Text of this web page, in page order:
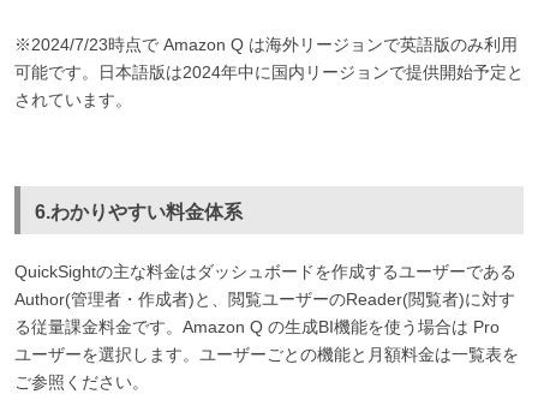
※2024/7/23時点で Amazon Q は海外リージョンで英語版のみ利用
可能です。日本語版は2024年中に国内リージョンで提供開始予定と
されています。
6.わかりやすい料金体系
QuickSightの主な料金はダッシュボードを作成するユーザーである
Author(管理者・作成者)と、閲覧ユーザーのReader(閲覧者)に対す
る従量課金料金です。Amazon Q の生成BI機能を使う場合は Pro
ユーザーを選択します。ユーザーごとの機能と月額料金は一覧表を
ご参照ください。